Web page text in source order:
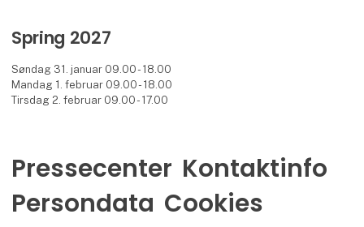
Spring 2027
Søndag 31. januar 09.00 - 18.00
Mandag 1. februar 09.00 - 18.00
Tirsdag 2. februar 09.00 - 17.00
Pressecenter Kontaktinfo
Persondata Cookies